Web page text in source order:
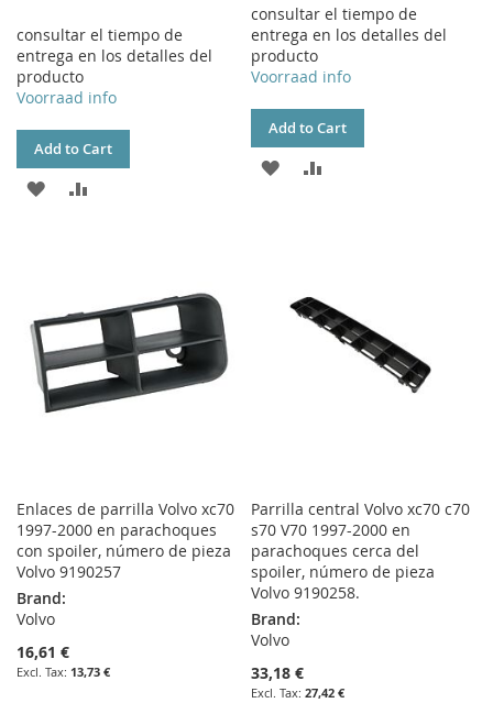
consultar el tiempo de
entrega en los detalles del
producto
Voorraad info
Add to Cart
ADD
consultar el tiempo de
entrega en los detalles del
producto
Voorraad info
Add to Cart
ADD
Enlaces de parrilla Volvo xc70
1997-2000 en parachoques
con spoiler, número de pieza
Volvo 9190257
Brand:
Volvo
16,61 €
13,73 €
Parrilla central Volvo xc70 c70
s70 V70 1997-2000 en
parachoques cerca del
spoiler, número de pieza
Volvo 9190258.
Brand:
Volvo
33,18 €
27,42 €